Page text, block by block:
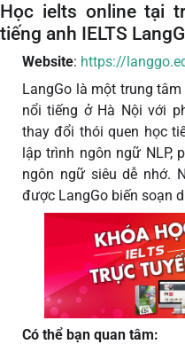
Học ielts online tại
tiếng anh IELTS
Website: https://
LangGo là một trung
nổi tiếng ở Hà Nội với
thay đổi thói quen học
lập trình ngôn ngữ NLP,
ngôn ngữ siêu dễ nhớ.
được LangGo biến soạn
Có thể bạn quan tâm: